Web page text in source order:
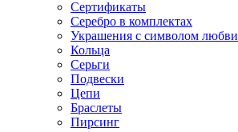
Сертификаты
Серебро в комплектах
Украшения с символом любви
Кольца
Серьги
Подвески
Цепи
Браслеты
Пирсинг